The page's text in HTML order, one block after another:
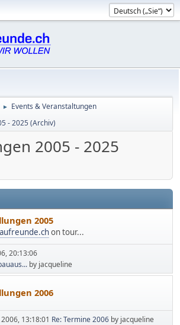
► Events & Veranstaltungen
- 2025 (Archiv)
2005 - 2025
2005
on tour...
20:13:06
by jacqueline
2006
13:18:01 Re: Termine 2006 by jacqueline